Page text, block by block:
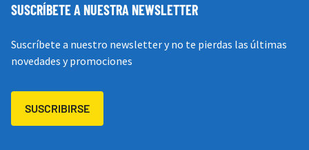
SUSCRÍBETE A NUESTRA NEWSLETTER
Suscríbete a nuestro newsletter y no te pierdas las últimas
novedades y promociones
SUSCRIBIRSE